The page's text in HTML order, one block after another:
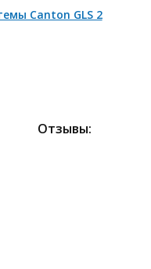
Canton GLS 2
Отзывы: